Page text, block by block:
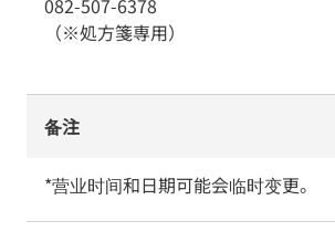
（※処方箋専用）
备注
*营业时间和日期可能会临时变更。